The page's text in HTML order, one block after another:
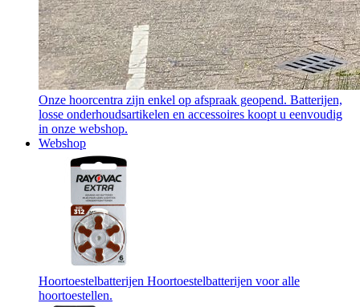
Onze hoorcentra zijn enkel op afspraak geopend. Batterijen,
losse onderhoudsartikelen en accessoires koopt u eenvoudig
in onze webshop.
Webshop
Hoortoestelbatterijen Hoortoestelbatterijen voor alle
hoortoestellen.